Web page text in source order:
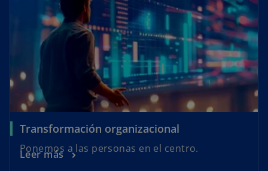
Transformación organizacional
Ponemos a las personas en el centro.
Leer más